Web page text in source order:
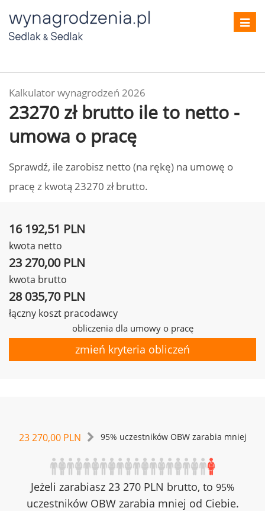
Kalkulator wynagrodzeń 2026
23270 zł brutto ile to netto -
umowa o pracę
Sprawdź, ile zarobisz netto (na rękę) na umowę o
pracę z kwotą 23270 zł brutto.
16 192,51 PLN
kwota netto
23 270,00 PLN
kwota brutto
28 035,70 PLN
łączny koszt pracodawcy
obliczenia dla umowy o pracę
zmień kryteria obliczeń
23 270,00 PLN 95% uczestników OBW zarabia mniej
Jeżeli zarabiasz 23 270 PLN brutto, to 95%
uczestników OBW zarabia mniej od Ciebie.